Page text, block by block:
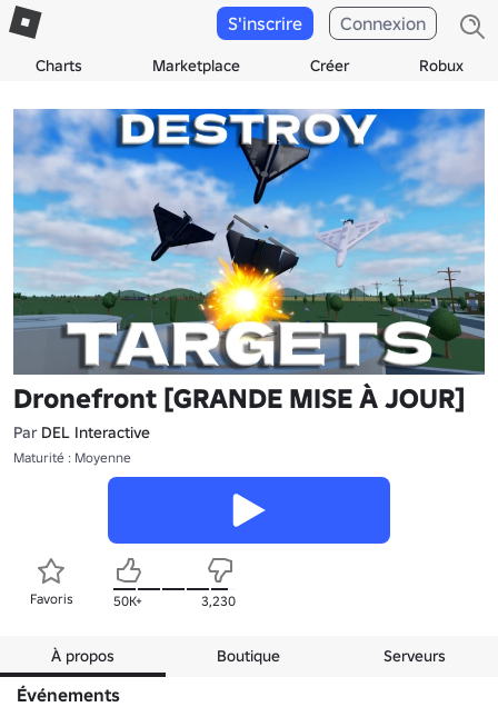
Charts Marketplace Créer Robux
S'inscrire Connexion
Dronefront [GRANDE MISE À JOUR]
Par DEL Interactive
Maturité : Moyenne
Favoris 50K+ 3,230
À propos Boutique Serveurs
Événements